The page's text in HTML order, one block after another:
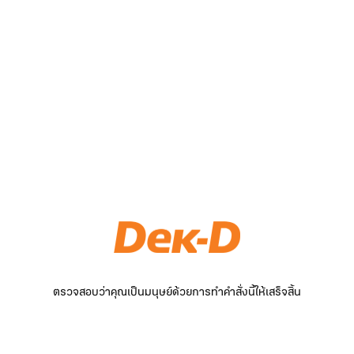
ตรวจสอบว่าคุณเป็นมนุษย์ด้วยการทำคำสั่งนี้ให้เสร็จสิ้น